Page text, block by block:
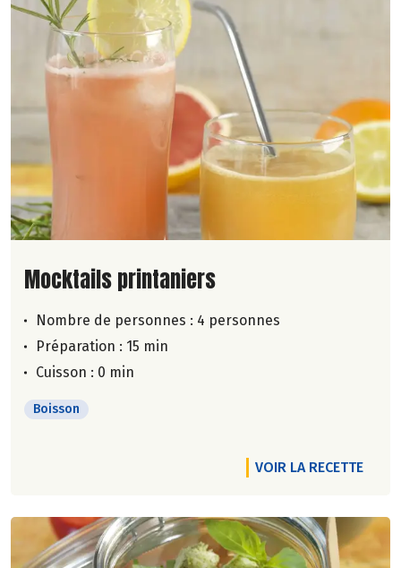
Lire la suite de la recette
Mocktails printaniers
Nombre de personnes : 4 personnes
Préparation : 15 min
Cuisson : 0 min
Boisson
VOIR LA RECETTE